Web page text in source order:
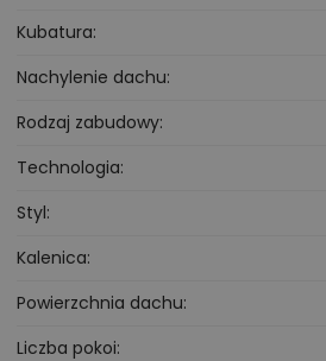
Kubatura
Nachylenie dachu
Rodzaj zabudowy
Technologia
Styl
Kalenica
Powierzchnia dachu
Liczba pokoi